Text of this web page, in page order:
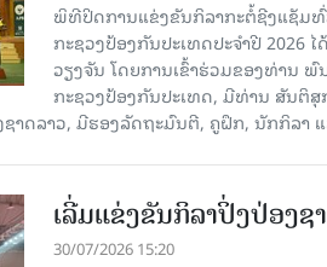
ພິທີປິດການແຂ່ງຂັນກິລາກະຕໍ້ຊີງແຊັມ
ກະຊວງປ້ອງກັນປະເທດປະຈໍາປີ 2026
ວຽງຈັນ ໂດຍການເຂົ້າຮ່ວມຂອງທ່ານ
ກະຊວງປ້ອງກັນປະເທດ, ມີທ່ານ ສັນຕິສຸ
າດລາວ, ມີຮອງລັດຖະມົນຕີ, ຄູຝຶກ, ນັກກິລາ
ເລີ່ມແຂ່ງຂັນກິລາປິ່ງປ່ອງ
30/07/2026 15:20